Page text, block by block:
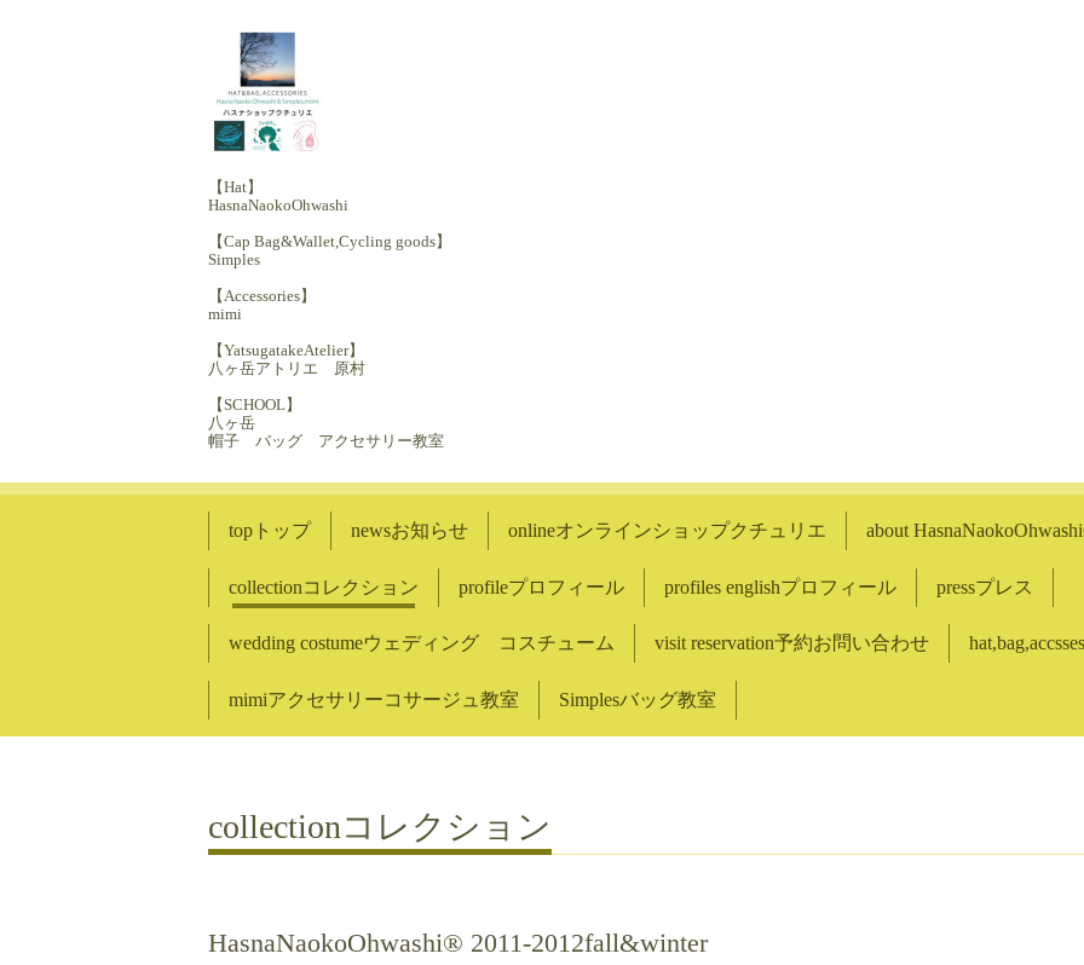
【Hat】
HasnaNaokoOhwashi
【Cap Bag&Wallet,Cycling goods】
Simples
【Accessories】
mimi
【YatsugatakeAtelier】
八ヶ岳アトリエ 原村
【SCHOOL】
八ヶ岳
帽子 バッグ アクセサリー教室
topトップ newsお知らせ onlineオンラインショップクチュリエ about
collectionコレクション profileプロフィール profiles englishプロフィール pressプレス
wedding costumeウェディング コスチューム visit reservation予約お問い合わせ
mimiアクセサリーコサージュ教室 Simplesバッグ教室
collectionコレクション
HasnaNaokoOhwashi®︎ 2011-2012fall&winter